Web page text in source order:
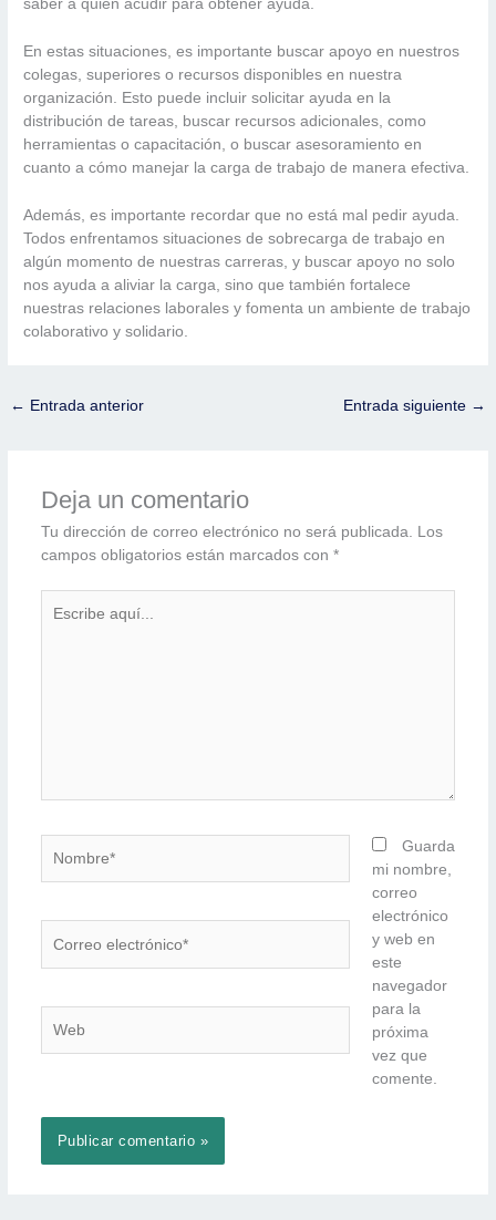
saber a quién acudir para obtener ayuda.
En estas situaciones, es importante buscar apoyo en nuestros
colegas, superiores o recursos disponibles en nuestra
organización. Esto puede incluir solicitar ayuda en la
distribución de tareas, buscar recursos adicionales, como
herramientas o capacitación, o buscar asesoramiento en
cuanto a cómo manejar la carga de trabajo de manera efectiva.
Además, es importante recordar que no está mal pedir ayuda.
Todos enfrentamos situaciones de sobrecarga de trabajo en
algún momento de nuestras carreras, y buscar apoyo no solo
nos ayuda a aliviar la carga, sino que también fortalece
nuestras relaciones laborales y fomenta un ambiente de trabajo
colaborativo y solidario.
← Entrada anterior Entrada siguiente →
Deja un comentario
Tu dirección de correo electrónico no será publicada. Los
campos obligatorios están marcados con *
aquí...
electrónico*
Guarda
mi nombre,
correo
electrónico
y web en
este
navegador
para la
próxima
vez que
comente.